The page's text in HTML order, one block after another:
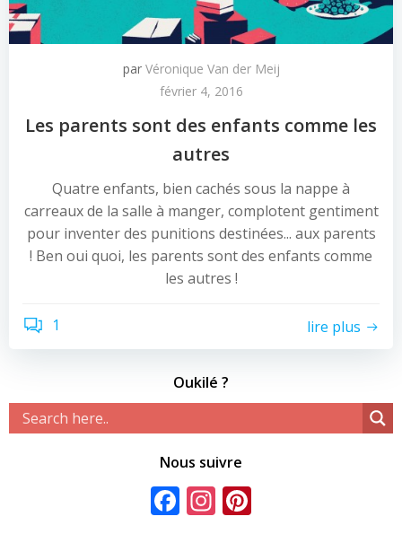
par Véronique Van der Meij
février 4, 2016
Les parents sont des enfants comme les
autres
Quatre enfants, bien cachés sous la nappe à
carreaux de la salle à manger, complotent gentiment
pour inventer des punitions destinées... aux parents
! Ben oui quoi, les parents sont des enfants comme
les autres !
1 lire plus
Oukilé ?
Nous suivre
Facebook
Instagram